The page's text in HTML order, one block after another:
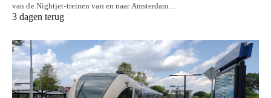
van de Nightjet-treinen van en naar Amsterdam…
3 dagen terug